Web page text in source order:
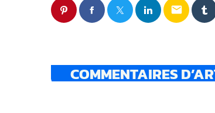
email
COMMENTAIRES